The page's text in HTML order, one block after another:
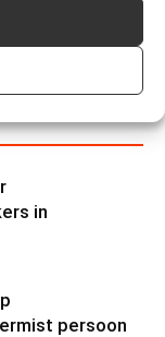
in
persoon